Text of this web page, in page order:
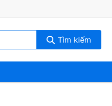
Tìm kiếm